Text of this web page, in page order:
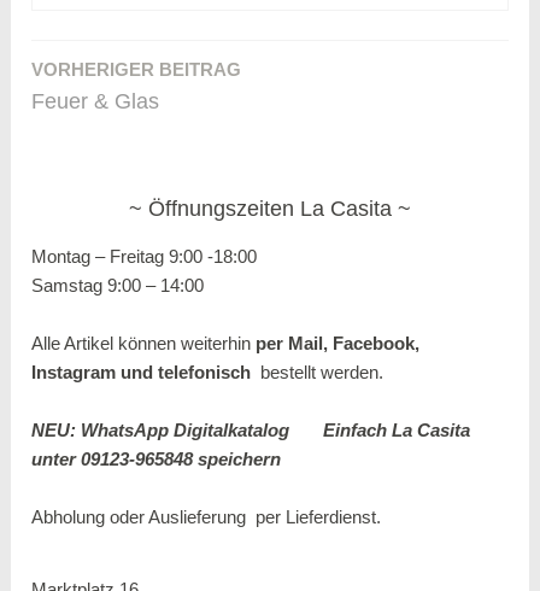
Beitragsnavigation
VORHERIGER BEITRAG
Feuer & Glas
Öffnungszeiten La Casita
Montag – Freitag 9:00 -18:00
Samstag 9:00 – 14:00
Alle Artikel können weiterhin per Mail, Facebook,
Instagram undtelefonisch bestellt werden.
NEU: WhatsApp Digitalkatalog
Einfach La Casita
unter 09123-965848 speichern
Abholung oder Auslieferung per Lieferdienst.